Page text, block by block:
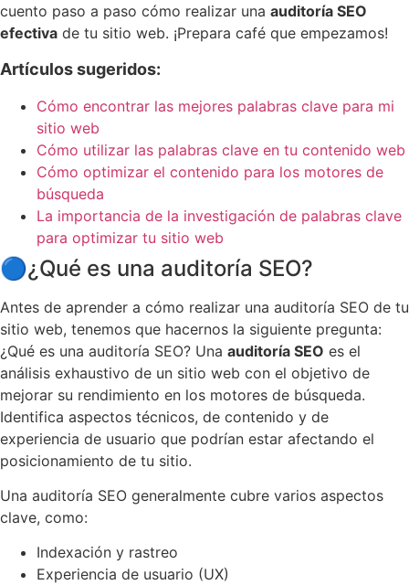
cuento paso a paso cómo realizar una auditoría SEO
efectiva de tu sitio web. ¡Prepara café que empezamos!
Artículos sugeridos:
Cómo encontrar las mejores palabras clave para mi
sitio web
Cómo utilizar las palabras clave en tu contenido web
Cómo optimizar el contenido para los motores de
búsqueda
La importancia de la investigación de palabras clave
para optimizar tu sitio web
🔵¿Qué es una auditoría SEO?
Antes de aprender a cómo realizar una auditoría SEO de tu
sitio web, tenemos que hacernos la siguiente pregunta:
¿Qué es una auditoría SEO? Una auditoría SEO es el
análisis exhaustivo de un sitio web con el objetivo de
mejorar su rendimiento en los motores de búsqueda.
Identifica aspectos técnicos, de contenido y de
experiencia de usuario que podrían estar afectando el
posicionamiento de tu sitio.
Una auditoría SEO generalmente cubre varios aspectos
clave, como:
Indexación y rastreo
Experiencia de usuario (UX)